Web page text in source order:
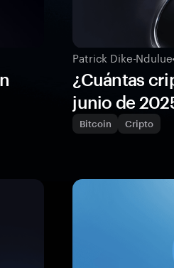
Patrick Dike-Ndulue
¿Cuántas
junio de
Bitcoin Cripto